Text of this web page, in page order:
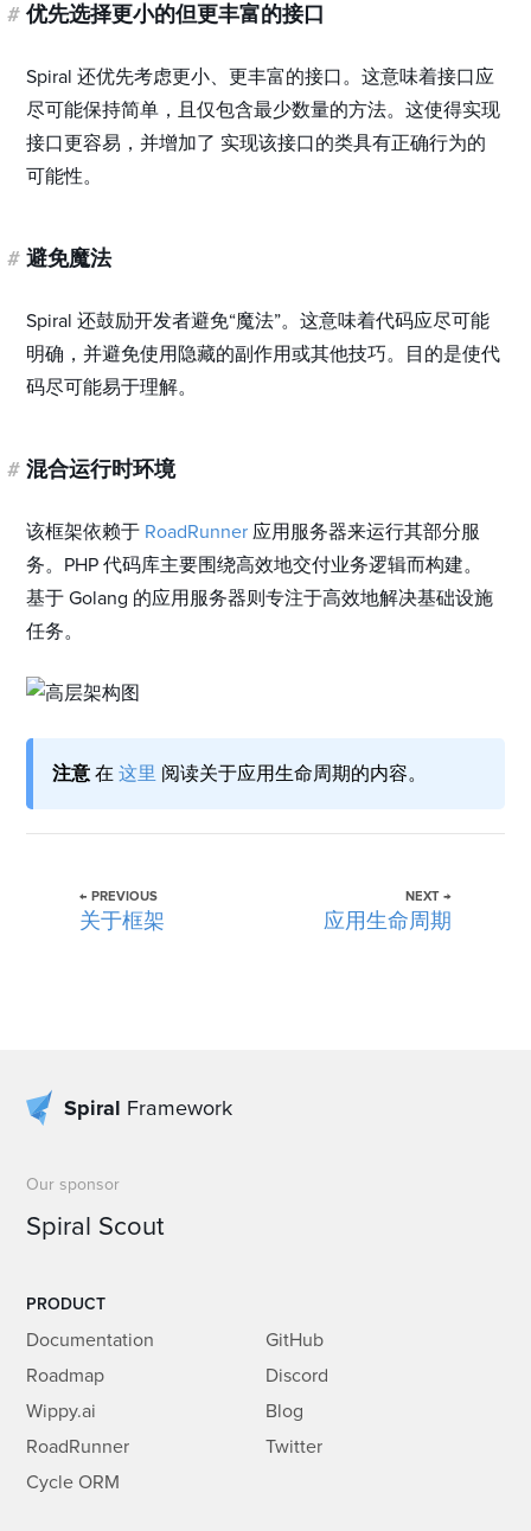
# 优先选择更小的但更丰富的接口
Spiral 还优先考虑更小、更丰富的接口。这意味着接口应
尽可能保持简单，且仅包含最少数量的方法。这使得实现
接口更容易，并增加了 实现该接口的类具有正确行为的
可能性。
# 避免魔法
Spiral 还鼓励开发者避免“魔法”。这意味着代码应尽可能
明确，并避免使用隐藏的副作用或其他技巧。目的是使代
码尽可能易于理解。
# 混合运行时环境
该框架依赖于 RoadRunner 应用服务器来运行其部分服
务。PHP 代码库主要围绕高效地交付业务逻辑而构建。
基于 Golang 的应用服务器则专注于高效地解决基础设施
任务。
注意 在这里 阅读关于应用生命周期的内容。
← PREVIOUS
关于框架
NEXT →
应用生命周期
Spiral Framework
Our sponsor
Spiral Scout
PRODUCT
Documentation
Roadmap
Wippy.ai
RoadRunner
Cycle ORM
GitHub
Discord
Blog
Twitter